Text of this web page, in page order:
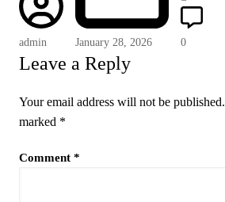
admin January 28, 2026 0
Leave a Reply
Your email address will not be published.
marked *
Comment *